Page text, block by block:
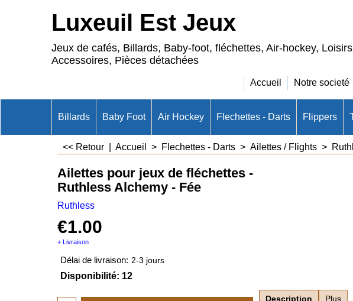
Luxeuil Est Jeux
Jeux de cafés, Billards, Baby-foot, fléchettes, Air-hockey,
Accessoires, Pièces détachées
Accueil Notre societé
Billards Baby Foot Air Hockey Flechettes - Darts Flippers
<< Retour Accueil > Flechettes - Darts > Ailettes / Flights >
Ailettes pour jeux de fléchettes -
Ruthless Alchemy - Fée
Ruthless
€1.00
+ Livraison
Délai de livraison: 2-3 jours
Disponibilité: 12
Description Plus